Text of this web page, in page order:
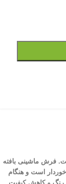
فرش ماشینی بافته
است و هنگام